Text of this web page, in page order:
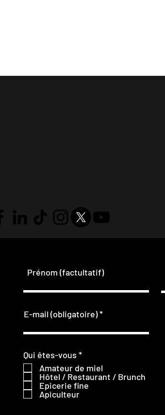
Prénom (factultatif)
E-mail (obligatoire)
Qui êtes-vous *O
l
i
g
Amateur de miel
Hôtel / Restaurant / Brunch
Epicerie fine
Apiculteur